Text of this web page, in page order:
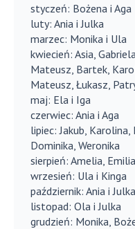
styczeń: Bożena i Aga
luty: Ania i Julka
marzec: Monika i Ula
kwiecień: Asia,
Mateusz, Bartek,
Mateusz, Łukasz,
maj: Ela i Iga
czerwiec: Ania i Aga
lipiec: Jakub, Karolina,
Dominika, Weronika
sierpień: Amelia,
wrzesień: Ula i Kinga
październik: Ania i Julka
listopad: Ola i Julka
grudzień: Monika,